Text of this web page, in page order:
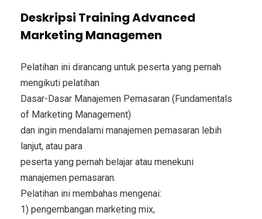
Deskripsi Training Advanced
Marketing Managemen
Pelatihan ini dirancang untuk peserta yang pernah
mengikuti pelatihan
Dasar-Dasar Manajemen Pemasaran (Fundamentals
of Marketing Management)
dan ingin mendalami manajemen pemasaran lebih
lanjut, atau para
peserta yang pernah belajar atau menekuni
manajemen pemasaran.
Pelatihan ini membahas mengenai:
1) pengembangan marketing mix,